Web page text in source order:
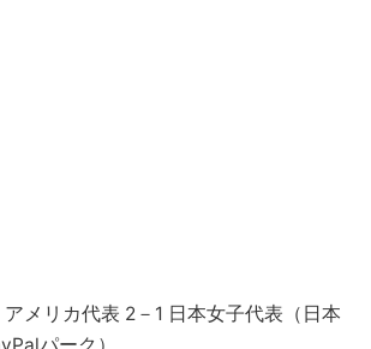
アメリカ代表 2－1 日本女子代表（日本